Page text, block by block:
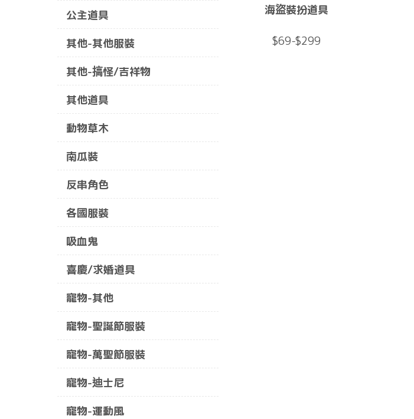
公主道具
其他-其他服裝
其他-搞怪/吉祥物
其他道具
動物草木
南瓜裝
反串角色
各國服裝
吸血鬼
喜慶/求婚道具
寵物-其他
寵物-聖誕節服裝
寵物-萬聖節服裝
寵物-迪士尼
寵物-運動風
海盜裝扮道具
$69-$299